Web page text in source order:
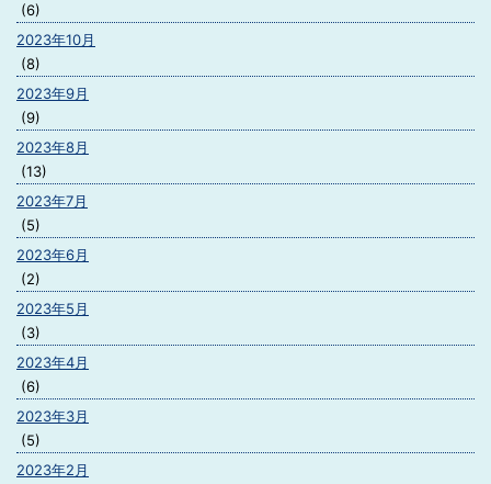
(6)
2023年10月
(8)
2023年9月
(9)
2023年8月
(13)
2023年7月
(5)
2023年6月
(2)
2023年5月
(3)
2023年4月
(6)
2023年3月
(5)
2023年2月